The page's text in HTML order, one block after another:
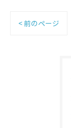
< 前のページ